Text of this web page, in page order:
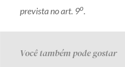
prevista no art. 9o.
Você também pode gostar